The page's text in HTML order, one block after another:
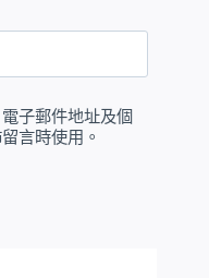
子郵件地址及個
言時使用。